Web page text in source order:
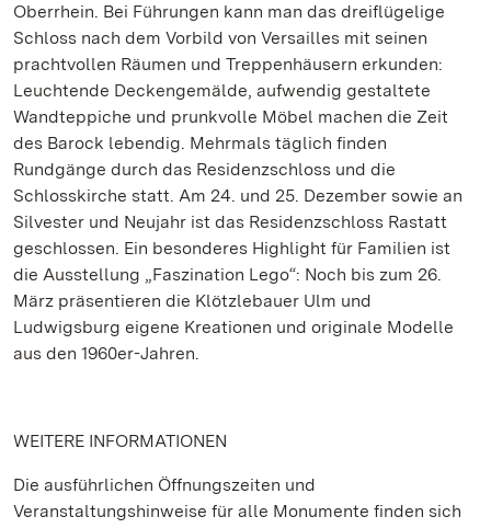
Oberrhein. Bei Führungen kann man das dreiflügelige
Schloss nach dem Vorbild von Versailles mit seinen
prachtvollen Räumen und Treppenhäusern erkunden:
Leuchtende Deckengemälde, aufwendig gestaltete
Wandteppiche und prunkvolle Möbel machen die Zeit
des Barock lebendig. Mehrmals täglich finden
Rundgänge durch das Residenzschloss und die
Schlosskirche statt. Am 24. und 25. Dezember sowie an
Silvester und Neujahr ist das Residenzschloss Rastatt
geschlossen. Ein besonderes Highlight für Familien ist
die Ausstellung „Faszination Lego“: Noch bis zum 26.
März präsentieren die Klötzlebauer Ulm und
Ludwigsburg eigene Kreationen und originale Modelle
aus den 1960er-Jahren.
WEITERE INFORMATIONEN
Die ausführlichen Öffnungszeiten und
Veranstaltungshinweise für alle Monumente finden sich